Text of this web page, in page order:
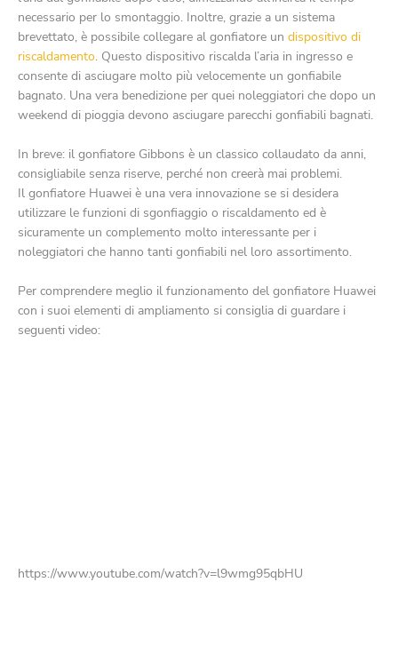
necessario per lo smontaggio. Inoltre, grazie a un sistema
brevettato, è possibile collegare al gonfiatore un dispositivo di
riscaldamento. Questo dispositivo riscalda l’aria in ingresso e
consente di asciugare molto più velocemente un gonfiabile
bagnato. Una vera benedizione per quei noleggiatori che dopo un
weekend di pioggia devono asciugare parecchi gonfiabili bagnati.
In breve: il gonfiatore Gibbons è un classico collaudato da anni,
consigliabile senza riserve, perché non creerà mai problemi.
Il gonfiatore Huawei è una vera innovazione se si desidera
utilizzare le funzioni di sgonfiaggio o riscaldamento ed è
sicuramente un complemento molto interessante per i
noleggiatori che hanno tanti gonfiabili nel loro assortimento.
Per comprendere meglio il funzionamento del gonfiatore Huawei
con i suoi elementi di ampliamento si consiglia di guardare i
seguenti video:
https://www.youtube.com/watch?v=l9wmg95qbHU